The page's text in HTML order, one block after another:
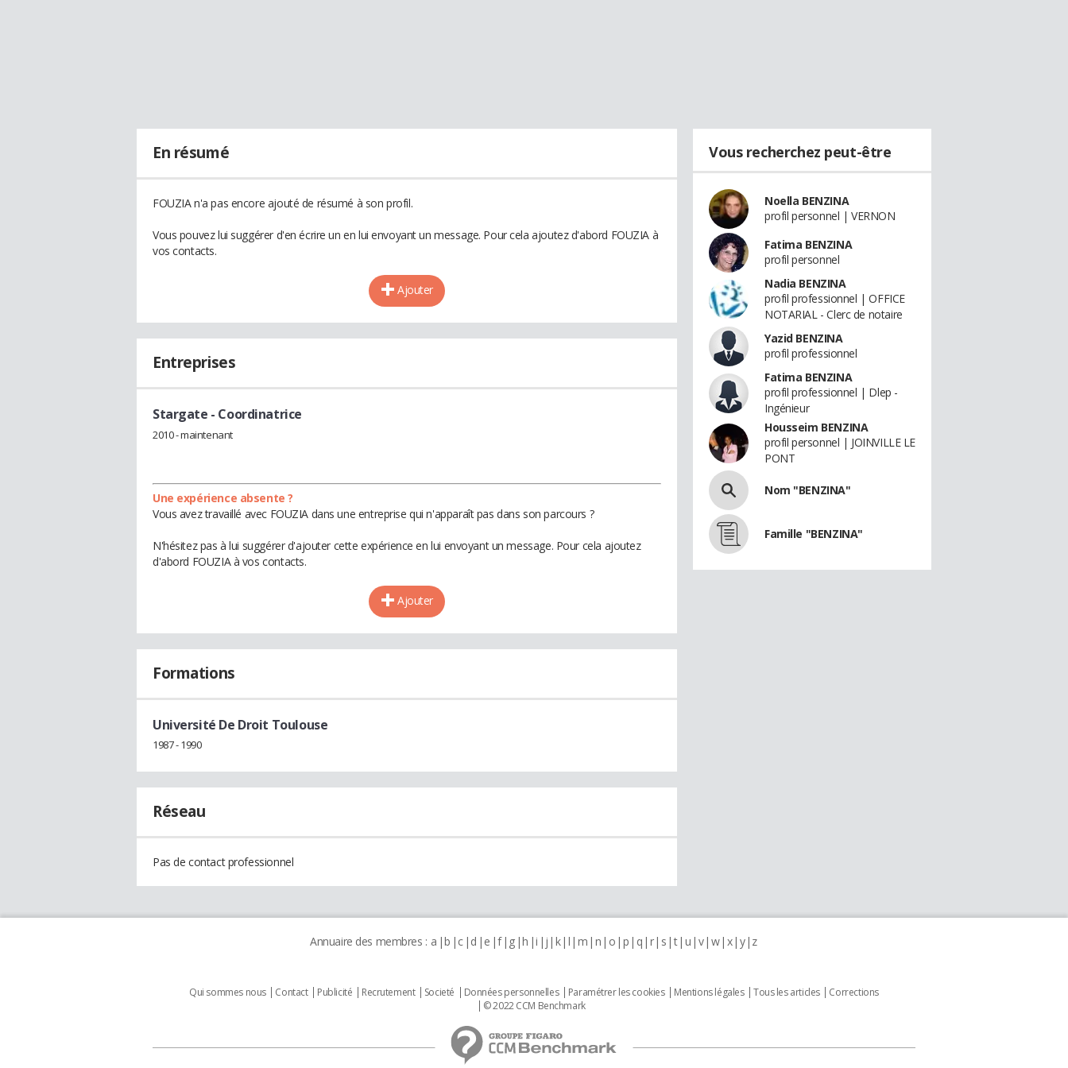
En résumé
FOUZIA n'a pas encore ajouté de résumé à son profil.
Vous pouvez lui suggérer d'en écrire un en lui envoyant un message. Pour cela ajoutez d'abord FOUZIA à
vos contacts.
Ajouter
Entreprises
Stargate - Coordinatrice
2010 - maintenant
Une expérience absente ?
Vous avez travaillé avec FOUZIA dans une entreprise qui n'apparaît pas dans son parcours ?
N'hésitez pas à lui suggérer d'ajouter cette expérience en lui envoyant un message. Pour cela ajoutez
d'abord FOUZIA à vos contacts.
Ajouter
Formations
Université De Droit Toulouse
1987 - 1990
Réseau
Pas de contact professionnel
Vous recherchez peut-être
Noella BENZINA
profil personnel | VERNON
Fatima BENZINA
profil personnel
Nadia BENZINA
profil professionnel | OFFICE
NOTARIAL - Clerc de notaire
Yazid BENZINA
profil professionnel
Fatima BENZINA
profil professionnel | Dlep -
Ingénieur
Housseim BENZINA
profil personnel | JOINVILLE LE
PONT
Nom "BENZINA"
Famille "BENZINA"
Annuaire des membres : a b c d e f g h i j k l m n o p q r s t u v w x y z
Qui sommes nous Contact Publicité Recrutement Societé Données personnelles Paramétrer les cookies Mentions légales Tous les articles
Corrections
© 2022 CCM Benchmark